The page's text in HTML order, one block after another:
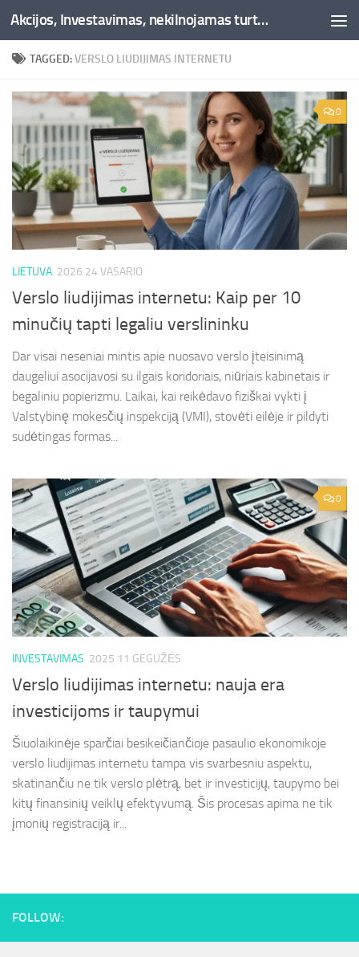
Skip to content Akcijos, Investavimas, nekilnojamas turtas, kriptovaliutos - Besociai.lt
TAGGED:VERSLO LIUDIJIMAS INTERNETU
0
LIETUVA 2026 24 VASARIO
Verslo liudijimas internetu: Kaip per 10
minučių tapti legaliu verslininku
Dar visai neseniai mintis apie nuosavo verslo įteisinimą
daugeliui asocijavosi su ilgais koridoriais, niūriais kabinetais ir
begaliniu popierizmu. Laikai, kai reikėdavo fiziškai vykti į
Valstybinę mokesčių inspekciją (VMI), stovėti eilėje ir pildyti
sudėtingas formas...
0
INVESTAVIMAS 2025 11 GEGUŽĖS
Verslo liudijimas internetu: nauja era
investicijoms ir taupymui
Šiuolaikinėje sparčiai besikeičiančioje pasaulio ekonomikoje
verslo liudijimas internetu tampa vis svarbesniu aspektu,
skatinančiu ne tik verslo plėtrą, bet ir investicijų, taupymo bei
kitų finansinių veiklų efektyvumą. Šis procesas apima ne tik
įmonių registraciją ir...
FOLLOW: